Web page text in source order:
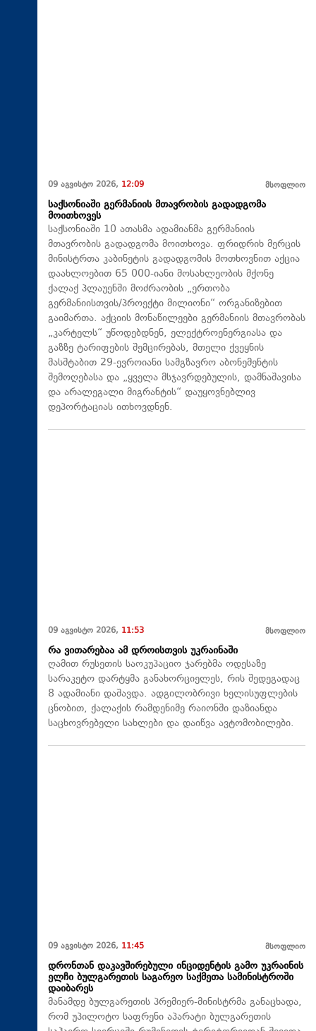
09 აგვისტო 2026, 12:09 მსოფლიო
საქსონიაში გერმანიის მთავრობის გადადგომა
მოითხოვეს
საქსონიაში 10 ათასმა ადამიანმა გერმანიის
მთავრობის გადადგომა მოითხოვა. ფრიდრიხ მერცის
მინისტრთა კაბინეტის გადადგომის მოთხოვნით აქცია
დაახლოებით 65 000-იანი მოსახლეობის მქონე
ქალაქ პლაუენში მოძრაობის „ერთობა
გერმანიისთვის/პროექტი მილიონი“ ორგანიზებით
გაიმართა. აქციის მონაწილეები გერმანიის მთავრობას
„კარტელს“ უწოდებდნენ, ელექტროენერგიასა და
გაზზე ტარიფების შემცირებას, მთელი ქვეყნის
მასშტაბით 29-ევროიანი სამგზავრო აბონემენტის
შემოღებასა და „ყველა მსჯავრდებულის, დამნაშავისა
და არალეგალი მიგრანტის“ დაუყოვნებლივ
დეპორტაციას ითხოვდნენ.
09 აგვისტო 2026, 11:53 მსოფლიო
რა ვითარებაა ამ დროისთვის უკრაინაში
ღამით რუსეთის საოკუპაციო ჯარებმა ოდესაზე
სარაკეტო დარტყმა განახორციელეს, რის შედეგადაც
8 ადამიანი დაშავდა. ადგილობრივი ხელისუფლების
ცნობით, ქალაქის რამდენიმე რაიონში დაზიანდა
საცხოვრებელი სახლები და დაიწვა ავტომობილები.
09 აგვისტო 2026, 11:45 მსოფლიო
დრონთან დაკავშირებული ინციდენტის გამო უკრაინის
ელჩი ბულგარეთის საგარეო საქმეთა სამინისტროში
დაიბარეს
მანამდე ბულგარეთის პრემიერ-მინისტრმა განაცხადა,
რომ უპილოტო საფრენი აპარატი ბულგარეთის